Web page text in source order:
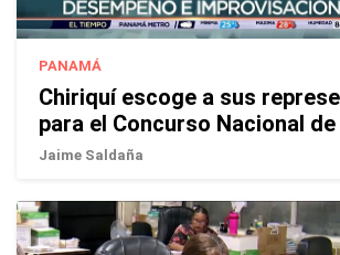
PANAMÁ
Chiriquí escoge a sus
para el Concurso Nacional
Jaime Saldaña